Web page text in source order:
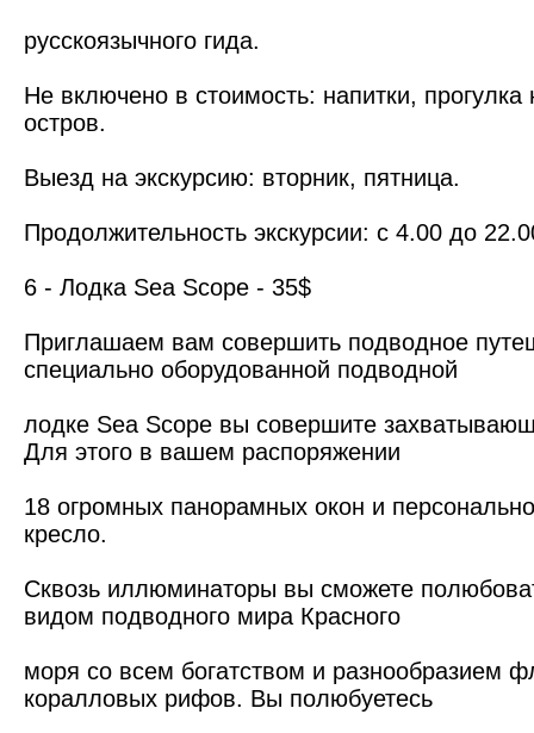
русскоязычного гида.
Не включено в стоимость: напитки,
остров.
Выезд на экскурсию: вторник, пятница.
Продолжительность экскурсии: с 4.00 до
6 - Лодка Sea Scopе - 35$
Приглашаем вам совершить подводное
специально оборудованной подводной
лодке Sea Scope вы совершите
Для этого в вашем распоряжении
18 огромных панорамных окон и
кресло.
Сквозь иллюминаторы вы сможете
видом подводного мира Красного
моря со всем богатством и разнообразием
коралловых рифов. Вы полюбуетесь